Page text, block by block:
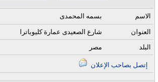
بسمه المحمدى الاسم
شارع الصعيدى عمارة كليوباترا
العنوان
مصر
البلد